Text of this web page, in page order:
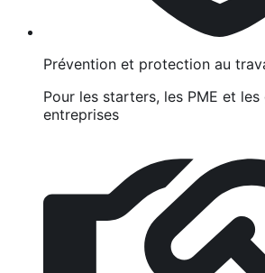
Prévention et protection au
Pour les starters, les PME et les
entreprises